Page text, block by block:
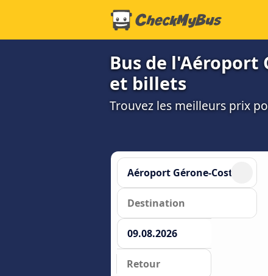
Bus de l'Aéroport
et billets
Trouvez les meilleurs prix